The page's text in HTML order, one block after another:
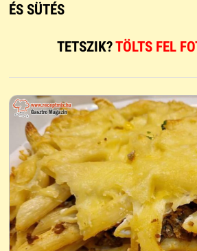
ÉS SÜTÉS
TETSZIK?TÖLTS FEL